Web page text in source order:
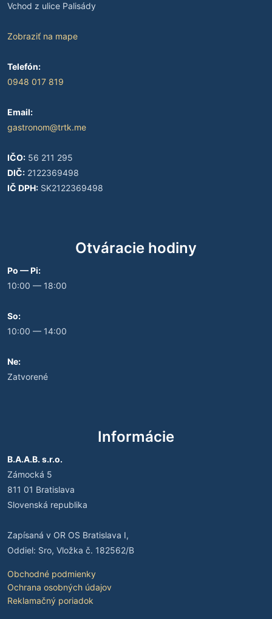
Vchod z ulice Palisády
Zobraziť na mape
Telefón:
0948 017 819
Email:
gastronom@trtk.me
IČO: 56 211 295
DIČ: 2122369498
IČ DPH: SK2122369498
Otváracie hodiny
Po — Pi:
10:00 — 18:00
So:
10:00 — 14:00
Ne:
Zatvorené
Informácie
B.A.A.B. s.r.o.
Zámocká 5
811 01 Bratislava
Slovenská republika
Zapísaná v OR OS Bratislava I,
Oddiel: Sro, Vložka č. 182562/B
Obchodné podmienky
Ochrana osobných údajov
Reklamačný poriadok